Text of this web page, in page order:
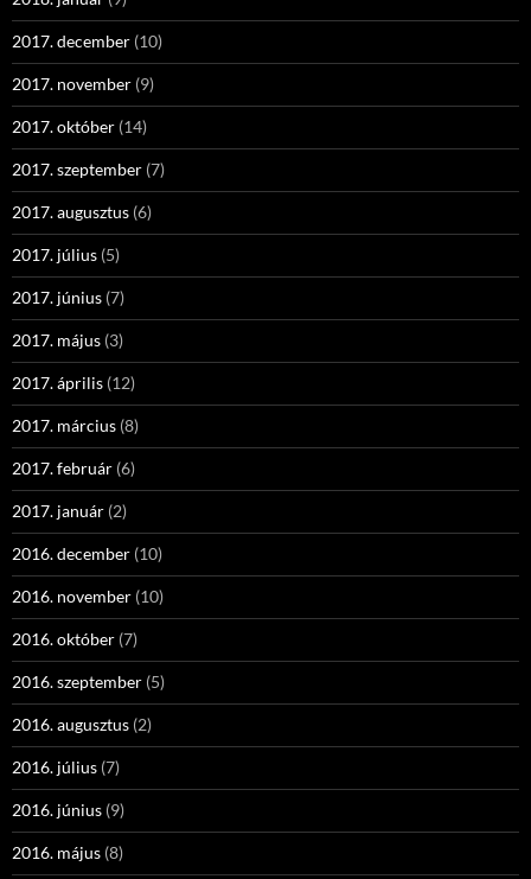
2017. december (10)
2017. november (9)
2017. október (14)
2017. szeptember (7)
2017. augusztus (6)
2017. július (5)
2017. június (7)
2017. május (3)
2017. április (12)
2017. március (8)
2017. február (6)
2017. január (2)
2016. december (10)
2016. november (10)
2016. október (7)
2016. szeptember (5)
2016. augusztus (2)
2016. július (7)
2016. június (9)
2016. május (8)